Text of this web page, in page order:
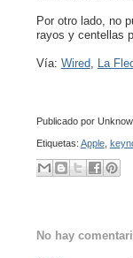
Por otro lado, no
rayos y centellas
Vía: Wired, La
Publicado por
Etiquetas: Apple,
No hay